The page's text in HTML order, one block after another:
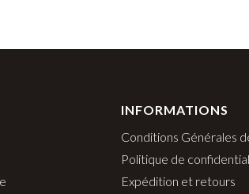
INFORMATIONS
Conditions Générales
Politique de
Expédition et retours